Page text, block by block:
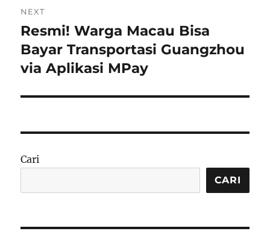
NEXT
Next
post:
Resmi! Warga Macau Bisa
Bayar Transportasi Guangzhou
via Aplikasi MPay
Cari
CARI